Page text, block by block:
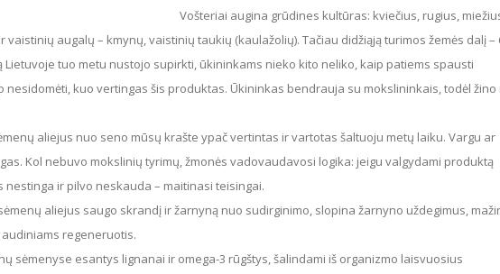
Vošteriai augina grūdines kultūras: kviečius, rugius,
vaistinių augalų – kmynų, vaistinių taukių (kaulažolių). Tačiau didžiąją turimos žemės dalį –
Lietuvoje tuo metu nustojo supirkti, ūkininkams nieko kito neliko, kaip patiems spausti
nesidomėti, kuo vertingas šis produktas. Ūkininkas bendrauja su mokslininkais, todėl žino
Kol nebuvo mokslinių tyrimų, žmonės vadovaudavosi logika: jeigu valgydami produktą
ir pilvo neskauda – maitinasi teisingai.
regeneruotis.